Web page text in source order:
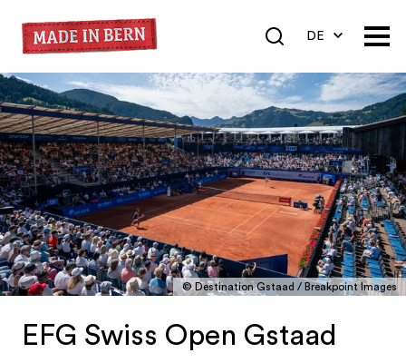
DE
FR
© Destination Gstaad / Breakpoint Images
EFG Swiss Open Gstaad